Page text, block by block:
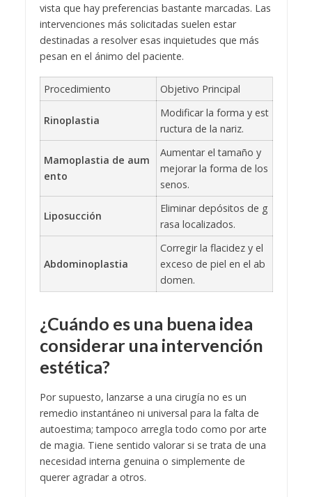
vista que hay preferencias bastante marcadas. Las
intervenciones más solicitadas suelen estar
destinadas a resolver esas inquietudes que más
pesan en el ánimo del paciente.
Procedimiento Objetivo Principal
Rinoplastia
Modificar la forma y est
ructura de la nariz.
Mamoplastia de aum
ento
Aumentar el tamaño y
mejorar la forma de los
senos.
Liposucción
Eliminar depósitos de g
rasa localizados.
Abdominoplastia
Corregir la flacidez y el
exceso de piel en el ab
domen.
¿Cuándo es una buena idea
considerar una intervención
estética?
Por supuesto, lanzarse a una cirugía no es un
remedio instantáneo ni universal para la falta de
autoestima; tampoco arregla todo como por arte
de magia. Tiene sentido valorar si se trata de una
necesidad interna genuina o simplemente de
querer agradar a otros.